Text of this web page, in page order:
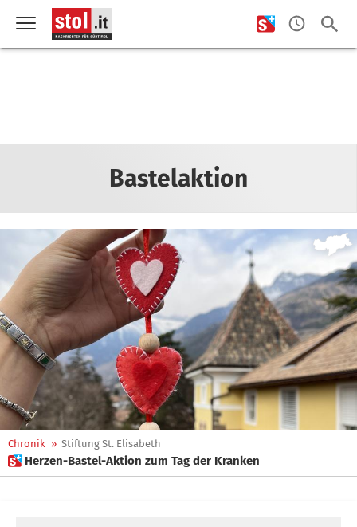
Bastelaktion
Chronik » Stiftung St. Elisabeth
 Herzen-Bastel-Aktion zum Tag der Kranken